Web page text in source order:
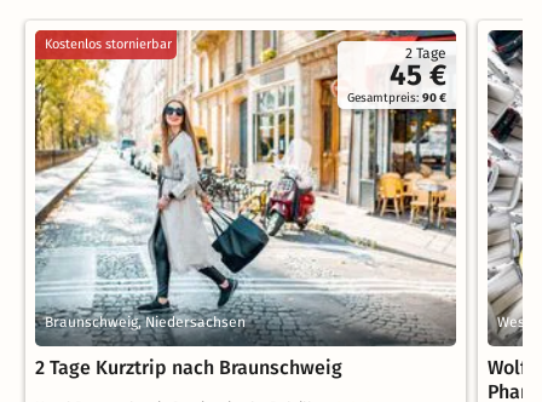
2 Tage
45 €
Gesamtpreis:90 €
Kostenlos stornierbar
Braunschweig, Niedersachsen
2 Tage Kurztrip nach Braunschweig